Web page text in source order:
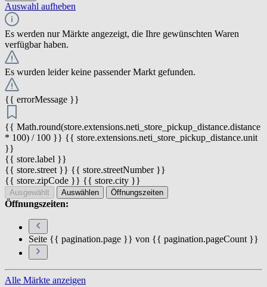
Auswahl aufheben
Es werden nur Märkte angezeigt, die Ihre gewünschten Waren
verfügbar haben.
Es wurden leider keine passender Markt gefunden.
{{ errorMessage }}
{{ Math.round(store.extensions.neti_store_pickup_distance.distance
* 100) / 100 }} {{ store.extensions.neti_store_pickup_distance.unit
}}
{{ store.label }}
{{ store.street }} {{ store.streetNumber }}
{{ store.zipCode }} {{ store.city }}
Ausgewählt Auswählen Öffnungszeiten
Öffnungszeiten:
Seite {{ pagination.page }} von {{ pagination.pageCount }}
Alle Märkte anzeigen